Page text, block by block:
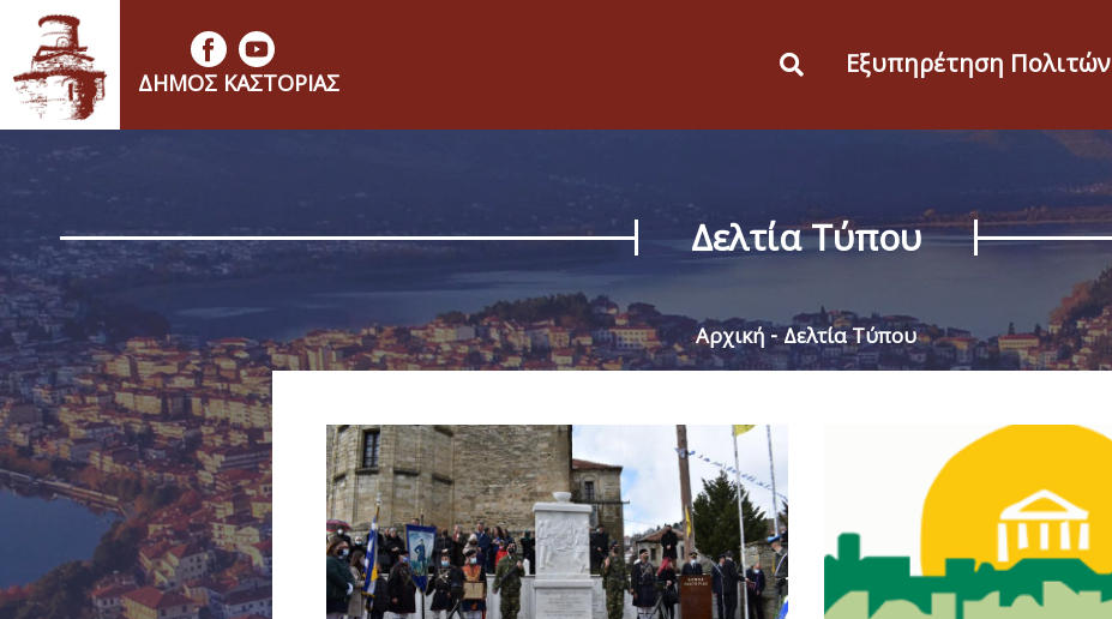
ΔΉΜΟΣ ΚΑΣΤΟΡΙΆΣ
Εξυπηρέτηση Πολιτών
Δελτία Τύπου
Αρχική Δελτία Τύπου